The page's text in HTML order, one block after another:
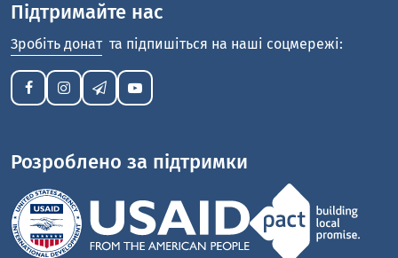
Підтримайте нас
Зробіть донат та підпишіться на наші соцмережі:
Розроблено за підтримки